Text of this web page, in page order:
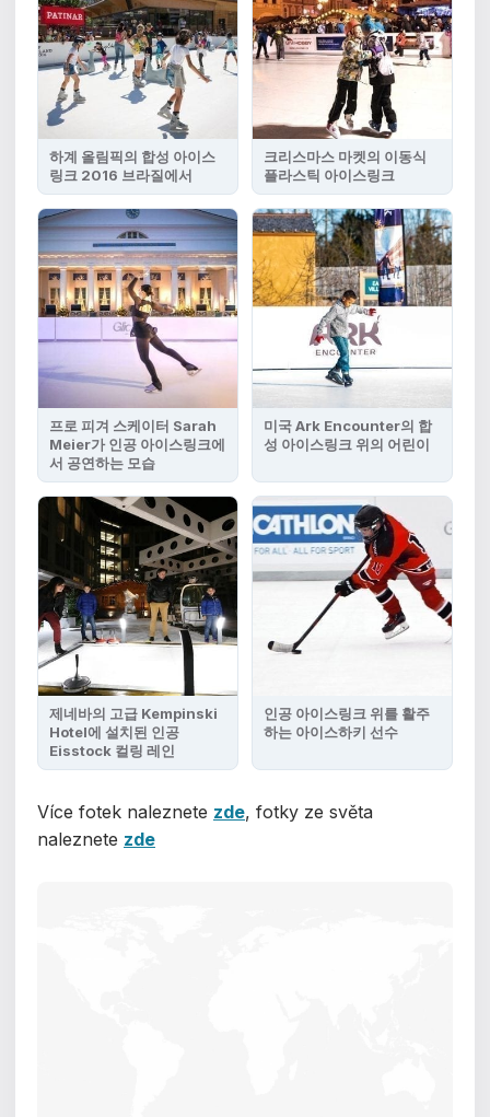
하계 올림픽의 합성 아이스
링크 2016 브라질에서
크리스마스 마켓의 이동식
플라스틱 아이스링크
프로 피겨 스케이터 Sarah
Meier가 인공 아이스링크에
서 공연하는 모습
미국 Ark Encounter의 합
성 아이스링크 위의 어린이
제네바의 고급 Kempinski
Hotel에 설치된 인공
Eisstock 컬링 레인
인공 아이스링크 위를 활주
하는 아이스하키 선수
Více fotek naleznete zde, fotky ze světa
naleznete zde